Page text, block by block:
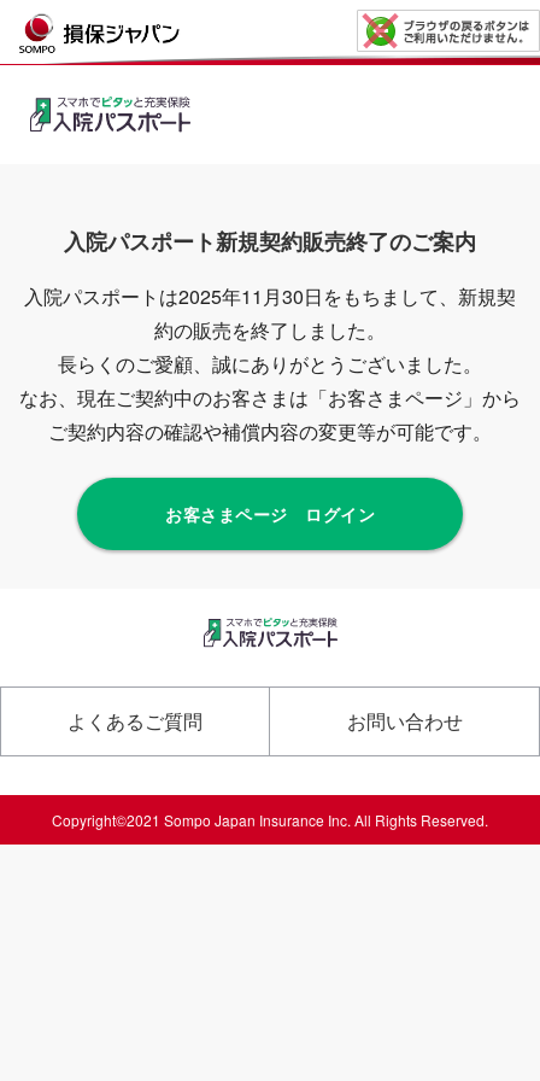
入院パスポート新規契約販売終了のご案内
入院パスポートは2025年11月30日をもちまして、新規契
約の販売を終了しました。
長らくのご愛顧、誠にありがとうございました。
なお、現在ご契約中のお客さまは「お客さまページ」から
ご契約内容の確認や補償内容の変更等が可能です。
お客さまページ ログイン
よくあるご質問 お問い合わせ
Copyright©2021 Sompo Japan Insurance Inc. All Rights Reserved.